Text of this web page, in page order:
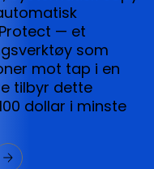
— et
som
mot tap i en
tilbyr dette
dollar i minste